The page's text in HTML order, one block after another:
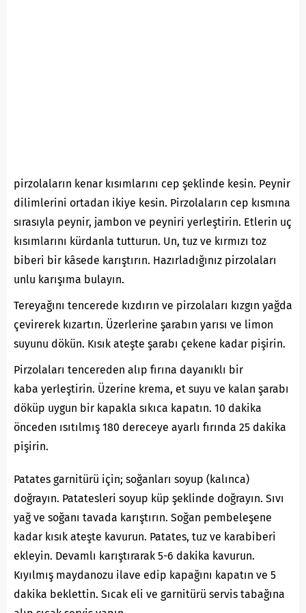
pirzolaların kenar kısımlarını cep şeklinde kesin. Peynir
dilimlerini ortadan ikiye kesin. Pirzolaların cep kısmına
sırasıyla peynir, jambon ve peyniri yerleştirin. Etlerin uç
kısımlarını kürdanla tutturun. Un, tuz ve kırmızı toz
biberi bir kâsede karıştırın. Hazırladığınız pirzolaları
unlu karışıma bulayın.
Tereyağını tencerede kızdırın ve pirzolaları kızgın yağda
çevirerek kızartın. Üzerlerine şarabın yarısı ve limon
suyunu dökün. Kısık ateşte şarabı çekene kadar pişirin.
Pirzolaları tencereden alıp fırına dayanıklı bir
kaba yerleştirin. Üzerine krema, et suyu ve kalan şarabı
döküp uygun bir kapakla sıkıca kapatın. 10 dakika
önceden ısıtılmış 180 dereceye ayarlı fırında 25 dakika
pişirin.
Patates garnitürü için; soğanları soyup (kalınca)
doğrayın. Patatesleri soyup küp şeklinde doğrayın. Sıvı
yağ ve soğanı tavada karıştırın. Soğan pembeleşene
kadar kısık ateşte kavurun. Patates, tuz ve karabiberi
ekleyin. Devamlı karıştırarak 5-6 dakika kavurun.
Kıyılmış maydanozu ilave edip kapağını kapatın ve 5
dakika beklettin. Sıcak eli ve garnitürü servis tabağına